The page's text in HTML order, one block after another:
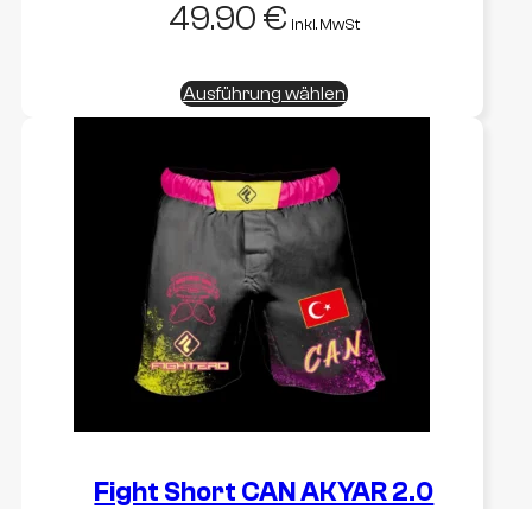
49.90 € inkl. MwSt
Ausführung wählenDieses
Produkt
Die
Optionen
können
auf
der
Produktseite
gewählt
werden
Fight Short CAN AKYAR 2.0